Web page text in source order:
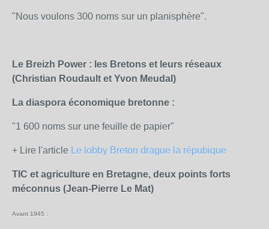
"Nous voulons 300 noms sur un planisphère".
Le Breizh Power : les Bretons et leurs réseaux
(Christian Roudault et Yvon Meudal)
La diaspora économique bretonne :
"1 600 noms sur une feuille de papier"
+ Lire l'article Le lobby Breton drague la répubique
TIC et agriculture en Bretagne, deux points forts
méconnus (Jean-Pierre Le Mat)
Avant 1945 :